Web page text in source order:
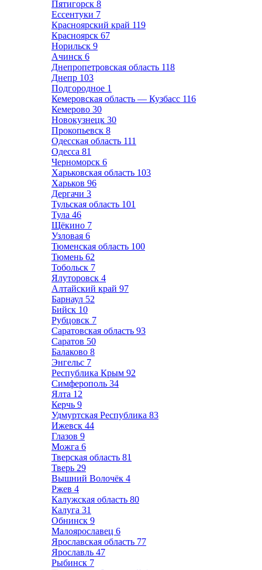
Пятигорск 8
Ессентуки 7
Красноярский край 119
Красноярск 67
Норильск 9
Ачинск 6
Днепропетровская область 118
Днепр 103
Подгородное 1
Кемеровская область — Кузбасс 116
Кемерово 30
Новокузнецк 30
Прокопьевск 8
Одесская область 111
Одесса 81
Черноморск 6
Харьковская область 103
Харьков 96
Дергачи 3
Тульская область 101
Тула 46
Щёкино 7
Узловая 6
Тюменская область 100
Тюмень 62
Тобольск 7
Ялуторовск 4
Алтайский край 97
Барнаул 52
Бийск 10
Рубцовск 7
Саратовская область 93
Саратов 50
Балаково 8
Энгельс 7
Республика Крым 92
Симферополь 34
Ялта 12
Керчь 9
Удмуртская Республика 83
Ижевск 44
Глазов 9
Можга 6
Тверская область 81
Тверь 29
Вышний Волочёк 4
Ржев 4
Калужская область 80
Калуга 31
Обнинск 9
Малоярославец 6
Ярославская область 77
Ярославль 47
Рыбинск 7